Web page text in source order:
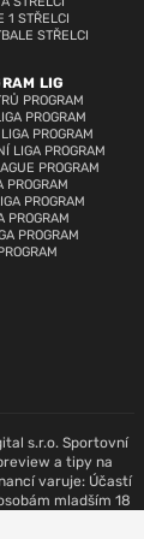
1 STŘELCI
STŘELCI
LIG
PROGRAM
PROGRAM
PROGRAM
LIGA PROGRAM
PROGRAM
PROGRAM
PROGRAM
PROGRAM
PROGRAM
s.r.o. Sportovní
a tipy na
varuje: Účastí
mladším 18